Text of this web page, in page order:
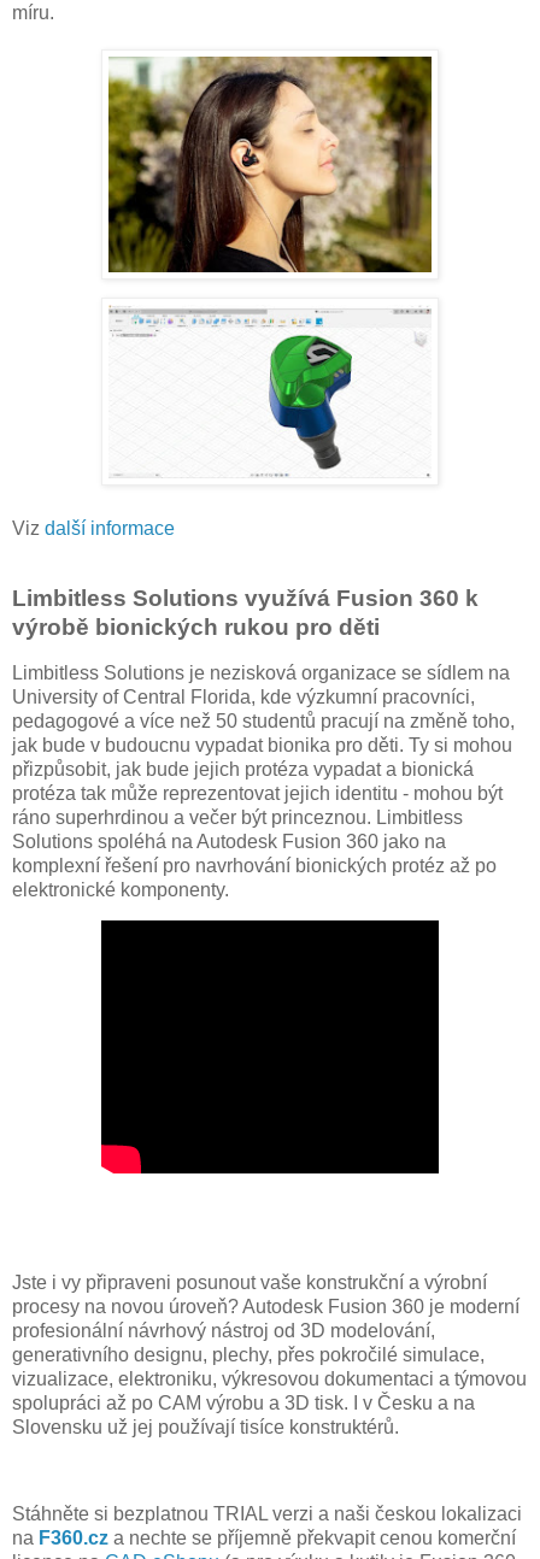
míru.
Viz další informace
Limbitless Solutions využívá Fusion 360 k
výrobě bionických rukou pro děti
Limbitless Solutions je nezisková organizace se sídlem na
University of Central Florida, kde výzkumní pracovníci,
pedagogové a více než 50 studentů pracují na změně toho,
jak bude v budoucnu vypadat bionika pro děti. Ty si mohou
přizpůsobit, jak bude jejich protéza vypadat a bionická
protéza tak může reprezentovat jejich identitu - mohou být
ráno superhrdinou a večer být princeznou. Limbitless
Solutions spoléhá na Autodesk Fusion 360 jako na
komplexní řešení pro navrhování bionických protéz až po
elektronické komponenty.
Jste i vy připraveni posunout vaše konstrukční a výrobní
procesy na novou úroveň? Autodesk Fusion 360 je moderní
profesionální návrhový nástroj od 3D modelování,
generativního designu, plechy, přes pokročilé simulace,
vizualizace, elektroniku, výkresovou dokumentaci a týmovou
spolupráci až po CAM výrobu a 3D tisk. I v Česku a na
Slovensku už jej používají tisíce konstruktérů.
Stáhněte si bezplatnou TRIAL verzi a naši českou lokalizaci
na F360.cz a nechte se příjemně překvapit cenou komerční